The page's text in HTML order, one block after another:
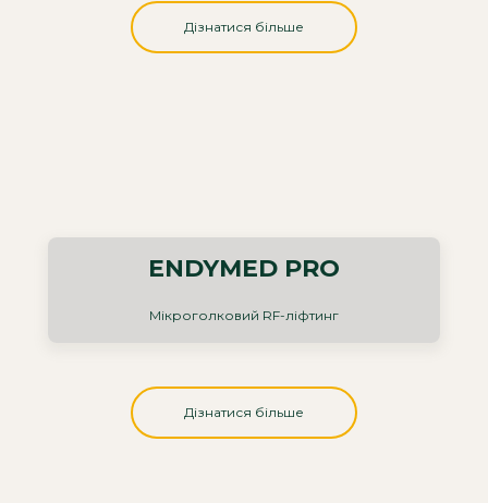
Дізнатися більше
ENDYMED PRO
Мікроголковий RF-ліфтинг
Дізнатися більше